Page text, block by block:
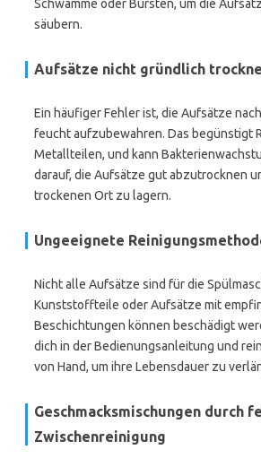
Schwämme oder Bürsten, um die
säubern.
Aufsätze nicht gründlich
Ein häufiger Fehler ist, die Aufsätze
feucht aufzubewahren. Das begünstigt
Metallteilen, und kann
darauf, die Aufsätze gut abzutrocknen
trockenen Ort zu lagern.
Ungeeignete
Nicht alle Aufsätze sind für die
Kunststoffteile oder Aufsätze mit
Beschichtungen können beschädigt
dich in der Bedienungsanleitung und
von Hand, um ihre Lebensdauer zu
Geschmacksmischungen durch
Zwischenreinigung